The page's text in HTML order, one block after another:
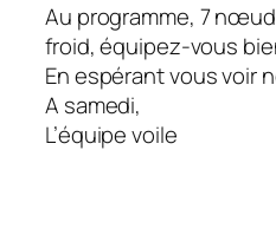
Au programme, 7
froid, équipez-vous
En espérant vous voir
A samedi,
L’équipe voile